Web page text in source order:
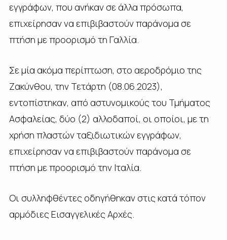
εγγράφων, που ανήκαν σε άλλα πρόσωπα,
επιχείρησαν να επιβιβαστούν παράνομα σε
πτήση με προορισμό τη Γαλλία.
Σε μία ακόμα περίπτωση, στο αεροδρόμιο της
Ζακύνθου, την Τετάρτη (08.06.2023),
εντοπίστηκαν, από αστυνομικούς του Τμήματος
Ασφαλείας, δύο (2) αλλοδαποί, οι οποίοι, με τη
χρήση πλαστών ταξιδιωτικών εγγράφων,
επιχείρησαν να επιβιβαστούν παράνομα σε
πτήση με προορισμό την Ιταλία.
Οι συλληφθέντες οδηγήθηκαν στις κατά τόπον
αρμόδιες Εισαγγελικές Αρχές.